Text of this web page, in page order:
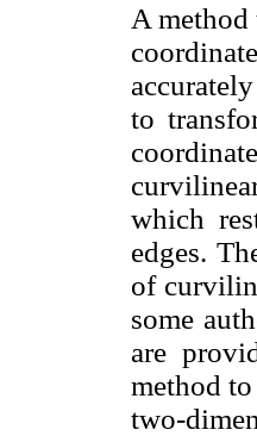
A
to
which
edges.
of
some
are
method
two-